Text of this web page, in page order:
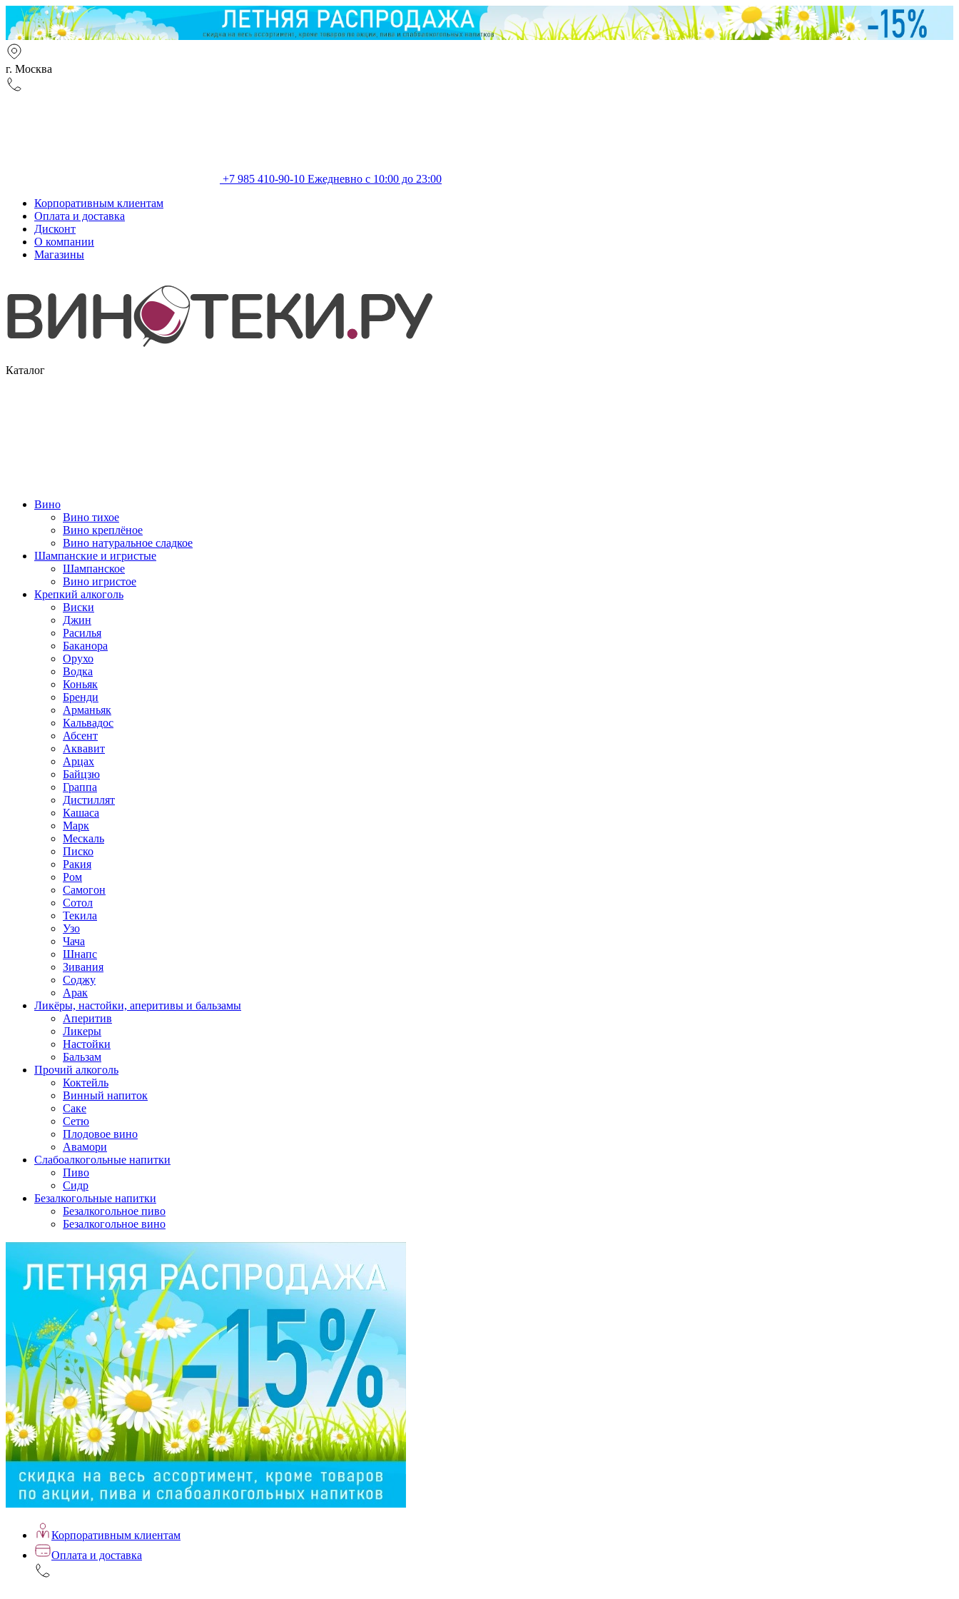
г. Москва
+7 985 410-90-10 Ежедневно с 10:00 до 23:00
Корпоративным клиентам
Оплата и доставка
Дисконт
О компании
Магазины
Каталог
Вино
Вино тихое
Вино креплёное
Вино натуральное сладкое
Шампанские и игристые
Шампанское
Вино игристое
Крепкий алкоголь
Виски
Джин
Расилья
Баканора
Орухо
Водка
Коньяк
Бренди
Арманьяк
Кальвадос
Абсент
Аквавит
Арцах
Байцзю
Граппа
Дистиллят
Кашаса
Марк
Мескаль
Писко
Ракия
Ром
Самогон
Сотол
Текила
Узо
Чача
Шнапс
Зивания
Соджу
Арак
Ликёры, настойки, аперитивы и бальзамы
Аперитив
Ликеры
Настойки
Бальзам
Прочий алкоголь
Коктейль
Винный напиток
Саке
Сетю
Плодовое вино
Авамори
Слабоалкогольные напитки
Пиво
Сидр
Безалкогольные напитки
Безалкогольное пиво
Безалкогольное вино
Корпоративным клиентам
Оплата и доставка